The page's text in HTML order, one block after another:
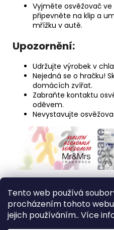
Tento web používá
procházením tohoto
jejich používáním.. Více
Vyjměte osvěžovač
připevněte na klip a
mřížku v autě.
Upozornění:
Udržujte výrobek v
Nejedná se o hračku!
domácích zvířat.
Zabraňte kontaktu
oděvem.
Nevystavujte
p
Medic